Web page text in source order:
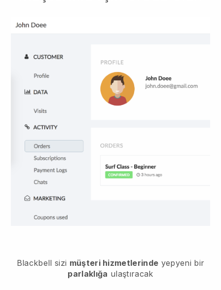
Blackbell sizi müşteri hizmetlerinde yepyeni bir
parlaklığa ulaştıracak